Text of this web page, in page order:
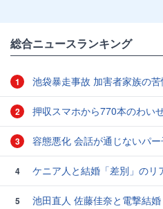
総合ニュースランキング
1 池袋暴走事故 加害者家族の苦
2 押収スマホから770本のわいせつ動画 15歳少女に酒と薬飲ませ
3 容態悪化 会話が通じないパ
4 ケニア人と結婚「差別」のリ
5
池田直人 佐藤佳奈と電撃結婚